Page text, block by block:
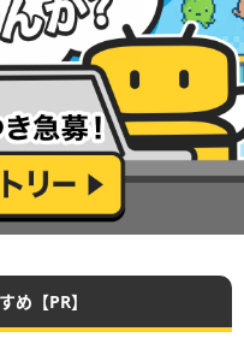
め【PR】